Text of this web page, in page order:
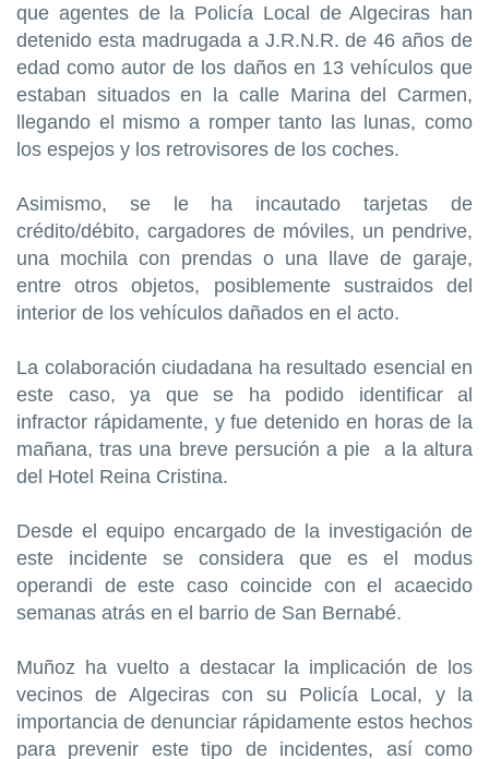
que agentes de la Policía Local de Algeciras han
detenido esta madrugada a J.R.N.R. de 46 años de
edad como autor de los daños en 13 vehículos que
estaban situados en la calle Marina del Carmen,
llegando el mismo a romper tanto las lunas, como
los espejos y los retrovisores de los coches.
Asimismo, se le ha incautado tarjetas de
crédito/débito, cargadores de móviles, un pendrive,
una mochila con prendas o una llave de garaje,
entre otros objetos, posiblemente sustraidos del
interior de los vehículos dañados en el acto.
La colaboración ciudadana ha resultado esencial en
este caso, ya que se ha podido identificar al
infractor rápidamente, y fue detenido en horas de la
mañana, tras una breve persución a pie a la altura
del Hotel Reina Cristina.
Desde el equipo encargado de la investigación de
este incidente se considera que es el modus
operandi de este caso coincide con el acaecido
semanas atrás en el barrio de San Bernabé.
Muñoz ha vuelto a destacar la implicación de los
vecinos de Algeciras con su Policía Local, y la
importancia de denunciar rápidamente estos hechos
para prevenir este tipo de incidentes, así como